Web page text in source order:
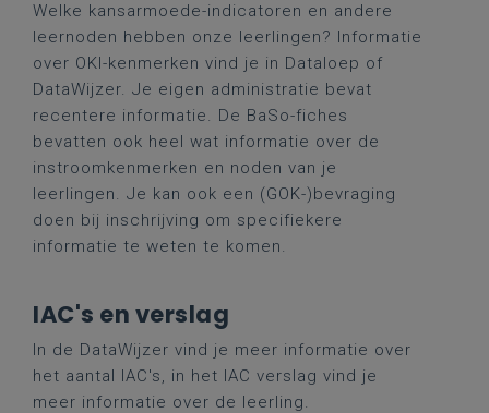
Welke kansarmoede-indicatoren en andere
leernoden hebben onze leerlingen? Informatie
over OKI-kenmerken vind je in Dataloep of
DataWijzer. Je eigen administratie bevat
recentere informatie. De BaSo-fiches
bevatten ook heel wat informatie over de
instroomkenmerken en noden van je
leerlingen. Je kan ook een (GOK-)bevraging
doen bij inschrijving om specifiekere
informatie te weten te komen.
IAC's en verslag
In de DataWijzer vind je meer informatie over
het aantal IAC's, in het IAC verslag vind je
meer informatie over de leerling.